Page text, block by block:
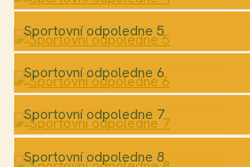
Sportovní odpoledne 5
Sportovní odpoledne 6
Sportovní odpoledne 7
Sportovní odpoledne 8